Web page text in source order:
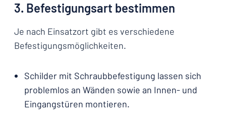
3. Befestigungsart bestimmen
Je nach Einsatzort gibt es verschiedene
Befestigungsmöglichkeiten.
Schilder mit Schraubbefestigung lassen sich
problemlos an Wänden sowie an Innen- und
Eingangstüren montieren.